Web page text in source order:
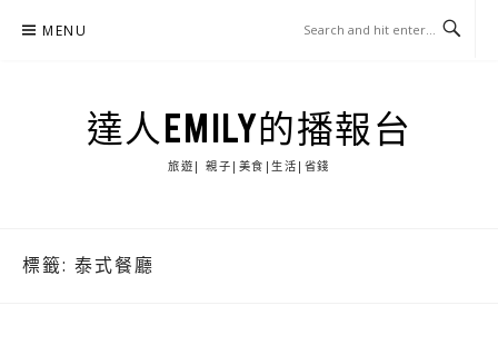
MENU
達人EMILY的播報台
旅遊| 親子|美食|生活|省錢
標籤: 泰式餐廳